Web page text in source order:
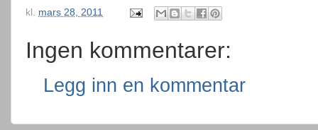
kl. mars 28, 2011
Ingen kommentarer:
Legg inn en kommentar